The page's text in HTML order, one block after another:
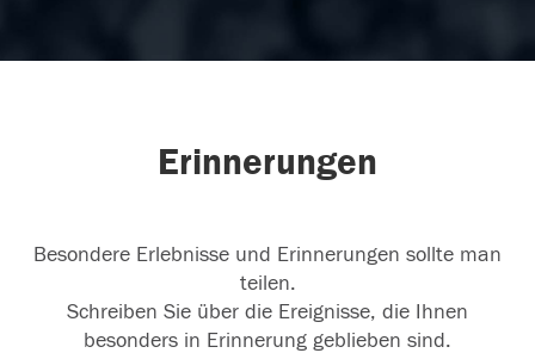
Erinnerungen
Besondere Erlebnisse und Erinnerungen sollte man
teilen.
Schreiben Sie über die Ereignisse, die Ihnen
besonders in Erinnerung geblieben sind.